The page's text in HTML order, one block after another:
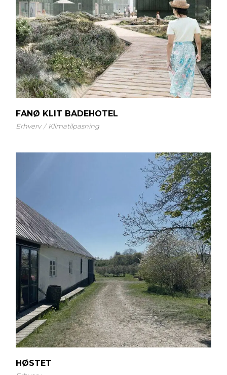
FANØ KLIT BADEHOTEL
Erhverv Klimatilpasning
HØSTET